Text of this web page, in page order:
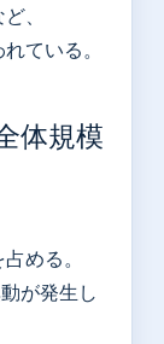
、
ている。
体規模
める。
が発生し